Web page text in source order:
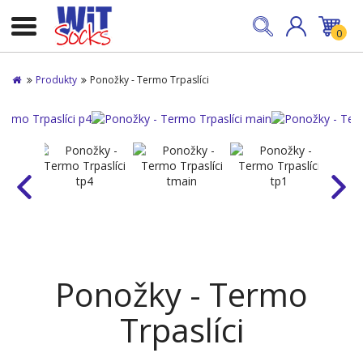
0
Produkty Ponožky - Termo Trpaslíci
Ponožky - Termo
Trpaslíci